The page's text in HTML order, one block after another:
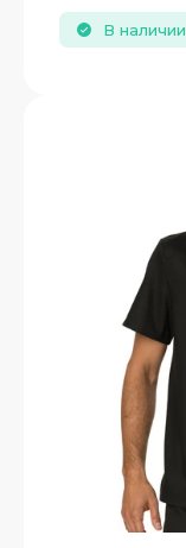
В наличии